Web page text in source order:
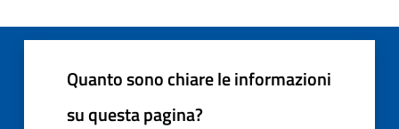
Quanto sono chiare le informazioni
su questa pagina?